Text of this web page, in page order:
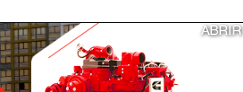
ABRIR